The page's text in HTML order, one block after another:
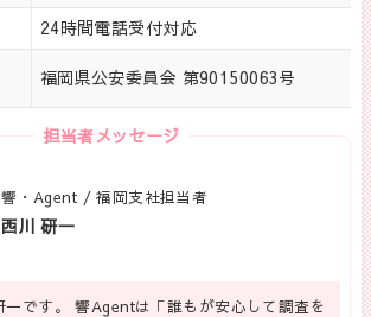
24時間電話受付対応
福岡県公安委員会 第90150063号
担当者メッセージ
響・Agent / 福岡支社担当者
西川 研一
です。 響Agentは「誰もが安心して調査を